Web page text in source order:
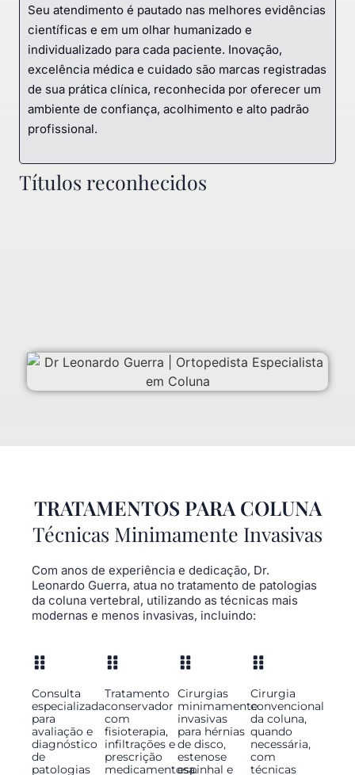
Seu atendimento é pautado nas melhores evidências
científicas e em um olhar humanizado e
individualizado para cada paciente. Inovação,
excelência médica e cuidado são marcas registradas
de sua prática clínica, reconhecida por oferecer um
ambiente de confiança, acolhimento e alto padrão
profissional.
Títulos reconhecidos
TRATAMENTOS PARA COLUNA
Técnicas Minimamente Invasivas
Com anos de experiência e dedicação, Dr.
Leonardo Guerra, atua no tratamento de patologias
da coluna vertebral, utilizando as técnicas mais
modernas e menos invasivas, incluindo:
Consulta
especializada
para
avaliação e
diagnóstico
de
patologias
Tratamento
conservador
com
fisioterapia,
infiltrações e
prescrição
medicamentosa.
Cirurgias
minimamente
invasivas
para hérnias
de disco,
estenose
espinhal e
Cirurgia
convencional
da coluna,
quando
necessária,
com
técnicas